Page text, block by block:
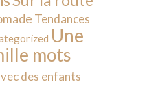
Tendances
Une
mots
des enfants